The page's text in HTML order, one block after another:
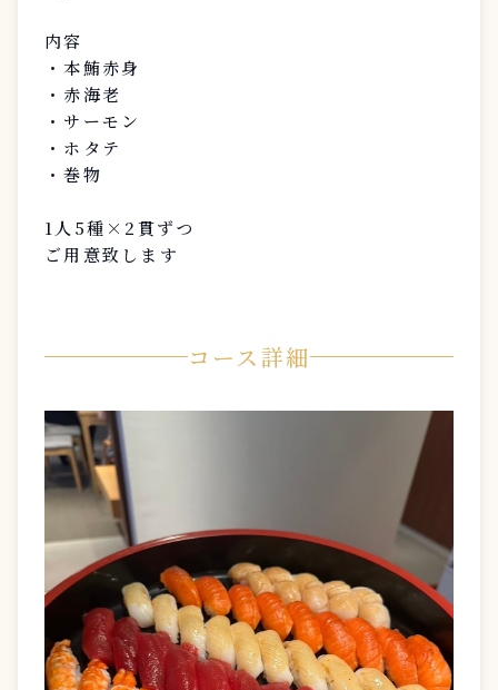
内容
・本鮪赤身
・赤海老
・サーモン
・ホタテ
・巻物
1人5種×2貫ずつ
ご用意致します
コース詳細